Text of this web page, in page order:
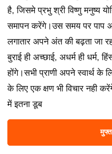
है, जिसमे प्रभु श्री विष्णु मनुष्य
समापन करेंगे।उस समय पर पाप
लगातार अपने अंत की बढ़ता जा
बुराई ही अच्छाई, अधर्म ही धर्म,
होंगे।सभी प्राणी अपने स्वार्थ के
के लिए एक क्षण भी विचार नही
में इतना डूब